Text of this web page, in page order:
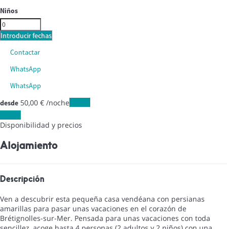
Niños
Introducir fechas
Contactar
WhatsApp
WhatsApp
desde 50,00 € /noche
Disponibilidad y precios
Alojamiento
Descripción
Ven a descubrir esta pequeña casa vendéana con persianas
amarillas para pasar unas vacaciones en el corazón de
Brétignolles-sur-Mer. Pensada para unas vacaciones con toda